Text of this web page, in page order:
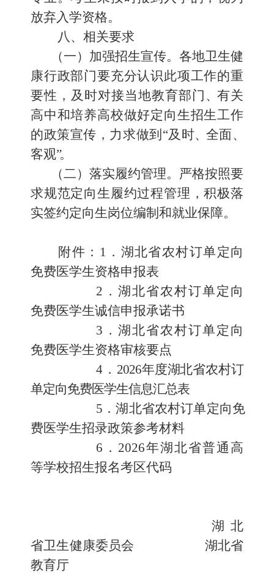
放弃入学资格。
八、 相关要求
（一）加强招生宣传。 各地卫生健
康行政部门要充分认识此项工作的重
要性，及时对接当地教育部门 、 有关
高中和培养高校做好定向生招生工作
的政策宣传，力求做到 “及时、 全面、
客观”。
（二）落实履约管理。 严格按照要
求规范定向生履约过程管理 ，积极落
实签约定向生岗位编制和就业保障。
附件： 1 ．湖北省农村订单定向
免费医学生资格申报表
2 ．湖北省农村订单定向
免费医学生诚信申报承诺书
3 ．湖北省农村订单定向
免费医学生资格审核要点
4 ． 2026年度湖北省农村订
单定向免费医学生信息汇总表
5 ．湖北省农村订单定向免
费医学生招录政策参考材料
6 ． 2026年湖北省普通高
等学校招生报名考区代码
湖北
省卫生健康委员会
湖北省
教育厅